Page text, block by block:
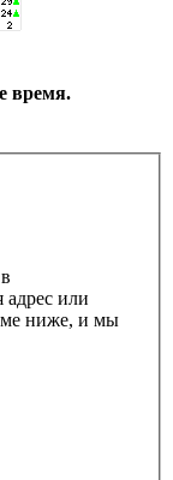
время.
или
ниже, и мы